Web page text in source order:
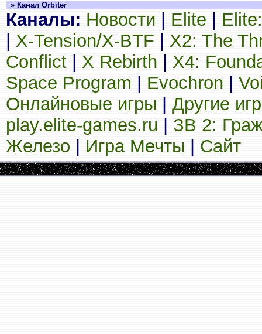
» Канал Orbiter
Каналы: Новости Elite
X-Tension/X-BTF
X2: The
Conflict
X Rebirth
X4:
Space Program
Evochron
Онлайновые игры
Другие
play.elite-games.ru
ЗВ 2:
Железо
Игра Мечты Сайт